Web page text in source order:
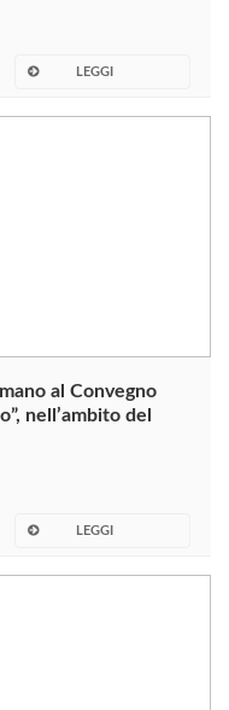
LEGGI
al Convegno
nell’ambito del
LEGGI